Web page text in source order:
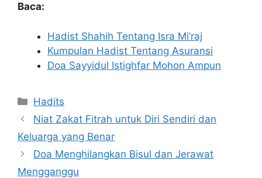
Baca:
Hadist Shahih Tentang Isra Mi’raj
Kumpulan Hadist Tentang Asuransi
Doa Sayyidul Istighfar Mohon Ampun
Kategori
Hadits
Niat Zakat Fitrah untuk Diri Sendiri dan
Keluarga yang Benar
Doa Menghilangkan Bisul dan Jerawat
Mengganggu